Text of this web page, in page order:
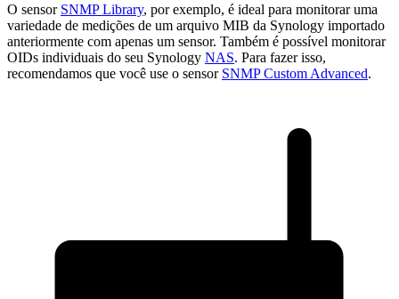
O sensor SNMP Library, por exemplo, é ideal para monitorar uma
variedade de medições de um arquivo MIB da Synology importado
anteriormente com apenas um sensor. Também é possível monitorar
OIDs individuais do seu Synology NAS. Para fazer isso,
recomendamos que você use o sensor SNMP Custom Advanced.